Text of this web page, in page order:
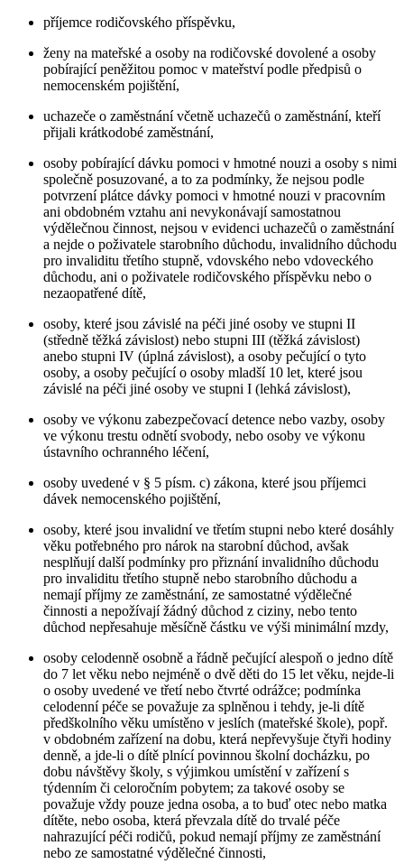
příjemce rodičovského příspěvku,
ženy na mateřské a osoby na rodičovské dovolené a osoby
pobírající peněžitou pomoc v mateřství podle předpisů o
nemocenském pojištění,
uchazeče o zaměstnání včetně uchazečů o zaměstnání, kteří
přijali krátkodobé zaměstnání,
osoby pobírající dávku pomoci v hmotné nouzi a osoby s nimi
společně posuzované, a to za podmínky, že nejsou podle
potvrzení plátce dávky pomoci v hmotné nouzi v pracovním
ani obdobném vztahu ani nevykonávají samostatnou
výdělečnou činnost, nejsou v evidenci uchazečů o zaměstnání
a nejde o poživatele starobního důchodu, invalidního důchodu
pro invaliditu třetího stupně, vdovského nebo vdoveckého
důchodu, ani o poživatele rodičovského příspěvku nebo o
nezaopatřené dítě,
osoby, které jsou závislé na péči jiné osoby ve stupni II
(středně těžká závislost) nebo stupni III (těžká závislost)
anebo stupni IV (úplná závislost), a osoby pečující o tyto
osoby, a osoby pečující o osoby mladší 10 let, které jsou
závislé na péči jiné osoby ve stupni I (lehká závislost),
osoby ve výkonu zabezpečovací detence nebo vazby, osoby
ve výkonu trestu odnětí svobody, nebo osoby ve výkonu
ústavního ochranného léčení,
osoby uvedené v § 5 písm. c) zákona, které jsou příjemci
dávek nemocenského pojištění,
osoby, které jsou invalidní ve třetím stupni nebo které dosáhly
věku potřebného pro nárok na starobní důchod, avšak
nesplňují další podmínky pro přiznání invalidního důchodu
pro invaliditu třetího stupně nebo starobního důchodu a
nemají příjmy ze zaměstnání, ze samostatné výdělečné
činnosti a nepožívají žádný důchod z ciziny, nebo tento
důchod nepřesahuje měsíčně částku ve výši minimální mzdy,
osoby celodenně osobně a řádně pečující alespoň o jedno dítě
do 7 let věku nebo nejméně o dvě děti do 15 let věku, nejde-li
o osoby uvedené ve třetí nebo čtvrté odrážce; podmínka
celodenní péče se považuje za splněnou i tehdy, je-li dítě
předškolního věku umístěno v jeslích (mateřské škole), popř.
v obdobném zařízení na dobu, která nepřevyšuje čtyři hodiny
denně, a jde-li o dítě plnící povinnou školní docházku, po
dobu návštěvy školy, s výjimkou umístění v zařízení s
týdenním či celoročním pobytem; za takové osoby se
považuje vždy pouze jedna osoba, a to buď otec nebo matka
dítěte, nebo osoba, která převzala dítě do trvalé péče
nahrazující péči rodičů, pokud nemají příjmy ze zaměstnání
nebo ze samostatné výdělečné činnosti,